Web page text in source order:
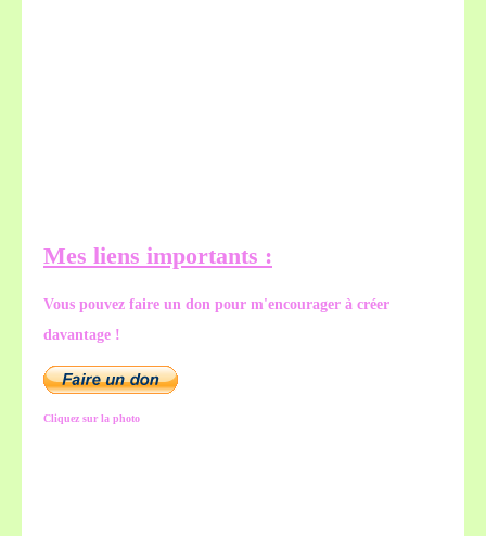
Mes liens importants :
Vous pouvez faire un don pour m'encourager à créer
davantage !
Cliquez sur la photo